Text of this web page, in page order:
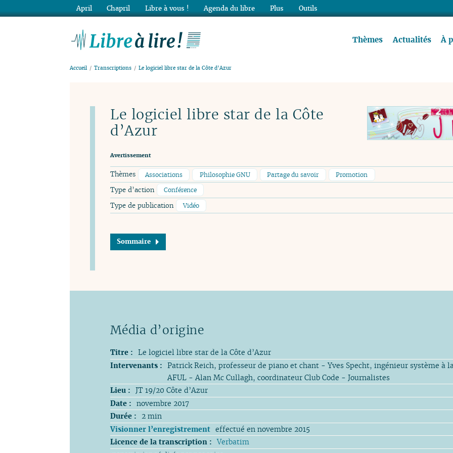
Thèmes Actualités À
Accueil Transcriptions Le logiciel libre star de la Côte d’Azur
Le logiciel libre star de la Côte
d’Azur
Avertissement
Thèmes Associations Philosophie GNU Partage du savoir Promotion
Type d’action Conférence
Type de publication Vidéo
Sommaire
Titre : Le logiciel libre star de la Côte d’Azur
Intervenants : Patrick Reich, professeur de piano et chant - Yves Specht, ingénieur système
AFUL - Alan Mc Cullagh, coordinateur Club Code - Journalistes
Lieu : JT 19/20 Côte d’Azur
Date : novembre 2017
Durée :
2 min
Visionner l’enregistrement effectué en novembre 2015
Licence de la transcription : Verbatim
April Chapril Libre à vous ! Agenda du libre Plus Outils